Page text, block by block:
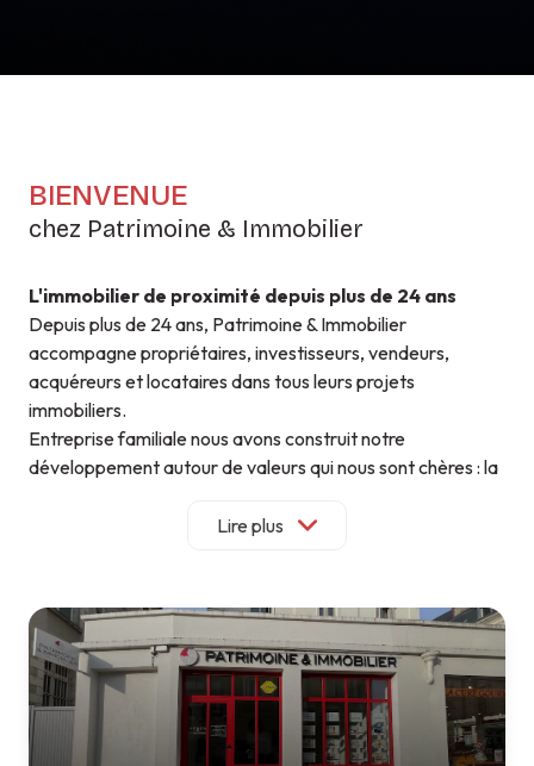
BIENVENUE
chez Patrimoine & Immobilier
L'immobilier de proximité depuis plus de 24 ans
Depuis plus de 24 ans, Patrimoine & Immobilier
accompagne propriétaires, investisseurs, vendeurs,
acquéreurs et locataires dans tous leurs projets
immobiliers.
Entreprise familiale nous avons construit notre
développement autour de valeurs qui nous sont chères : la
Parce que chaque projet est unique, nous privilégions un
Notre équipe réunit des professionnels spécialisés en
gestion locative, location, transaction et
accompagnement patrimonial. Grâce à leur expertise et à
leur parfaite connaissance des marchés locaux, nous
sommes en mesure de vous conseiller et de vous
accompagner à chaque étape de votre projet immobilier.
Lire plus